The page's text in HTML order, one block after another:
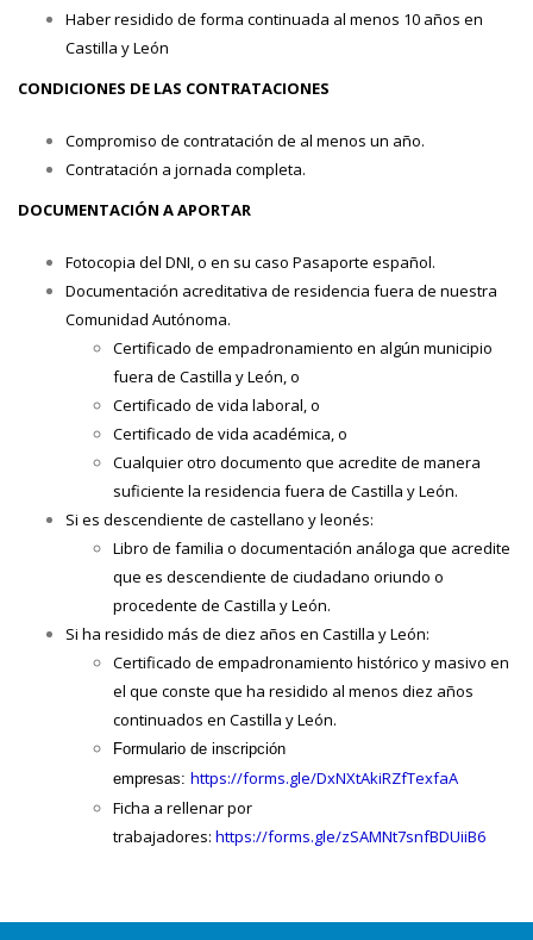
Haber residido de forma continuada al menos 10 años en
Castilla y León
CONDICIONES DE LAS CONTRATACIONES
Compromiso de contratación de al menos un año.
Contratación a jornada completa.
DOCUMENTACIÓN A APORTAR
Fotocopia del DNI, o en su caso Pasaporte español.
Documentación acreditativa de residencia fuera de nuestra
Comunidad Autónoma.
Certificado de empadronamiento en algún municipio
fuera de Castilla y León, o
Certificado de vida laboral, o
Certificado de vida académica, o
Cualquier otro documento que acredite de manera
suficiente la residencia fuera de Castilla y León.
Si es descendiente de castellano y leonés:
Libro de familia o documentación análoga que acredite
que es descendiente de ciudadano oriundo o
procedente de Castilla y León.
Si ha residido más de diez años en Castilla y León:
Certificado de empadronamiento histórico y masivo en
el que conste que ha residido al menos diez años
continuados en Castilla y León.
Formulario de inscripción
empresas: https://forms.gle/DxNXtAkiRZfTexfaA
Ficha a rellenar por
trabajadores: https://forms.gle/zSAMNt7snfBDUiiB6